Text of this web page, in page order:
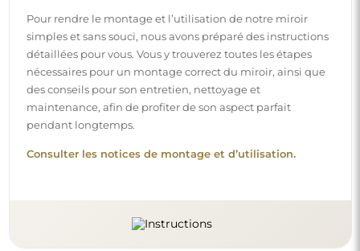
Pour rendre le montage et l’utilisation de notre miroir
simples et sans souci, nous avons préparé des instructions
détaillées pour vous. Vous y trouverez toutes les étapes
nécessaires pour un montage correct du miroir, ainsi que
des conseils pour son entretien, nettoyage et
maintenance, afin de profiter de son aspect parfait
pendant longtemps.
Consulter les notices de montage et d’utilisation.